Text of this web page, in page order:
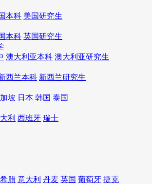
本科 美国研究生
本科 英国研究生
澳大利亚本科 澳大利亚研究生
西兰本科 新西兰研究生
坡 日本 韩国 泰国
利 西班牙 瑞士
希腊 意大利 丹麦 英国 葡萄牙 捷克